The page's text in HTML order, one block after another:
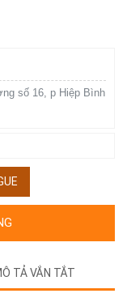
số 16, p Hiệp Bình
TẢ VẮN TẮT